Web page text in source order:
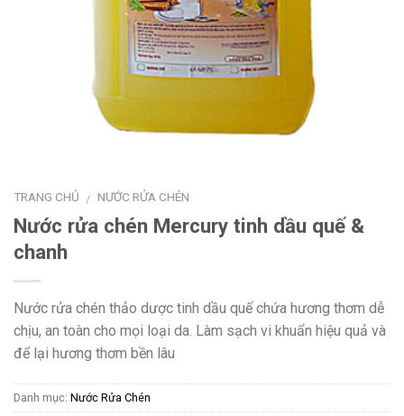
TRANG CHỦ / NƯỚC RỬA CHÉN
Nước rửa chén Mercury tinh dầu quế &
chanh
Nước rửa chén thảo dược tinh dầu quế chứa hương thơm dễ
chịu, an toàn cho mọi loại da. Làm sạch vi khuẩn hiệu quả và
để lại hương thơm bền lâu
Danh mục: Nước Rửa Chén